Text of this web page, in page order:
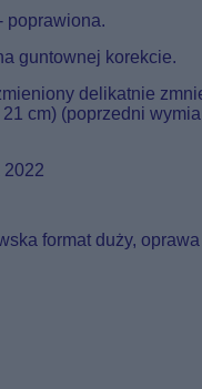
poprawiona.
guntownej korekcie.
delikatnie
cm) (poprzedni
2022
format duży,